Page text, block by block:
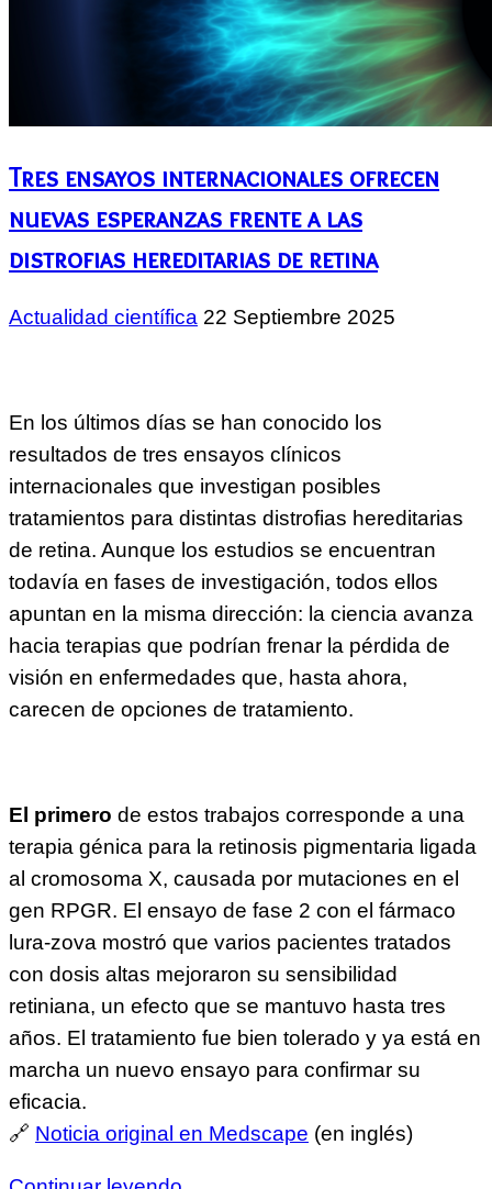
Tres ensayos internacionales ofrecen
nuevas esperanzas frente a las
distrofias hereditarias de retina
Actualidad científica 22 Septiembre 2025
En los últimos días se han conocido los
resultados de tres ensayos clínicos
internacionales que investigan posibles
tratamientos para distintas distrofias hereditarias
de retina. Aunque los estudios se encuentran
todavía en fases de investigación, todos ellos
apuntan en la misma dirección: la ciencia avanza
hacia terapias que podrían frenar la pérdida de
visión en enfermedades que, hasta ahora,
carecen de opciones de tratamiento.
El primero de estos trabajos corresponde a una
terapia génica para la retinosis pigmentaria ligada
al cromosoma X, causada por mutaciones en el
gen RPGR. El ensayo de fase 2 con el fármaco
lura-zova mostró que varios pacientes tratados
con dosis altas mejoraron su sensibilidad
retiniana, un efecto que se mantuvo hasta tres
años. El tratamiento fue bien tolerado y ya está en
marcha un nuevo ensayo para confirmar su
eficacia.
🔗 Noticia original en Medscape (en inglés)